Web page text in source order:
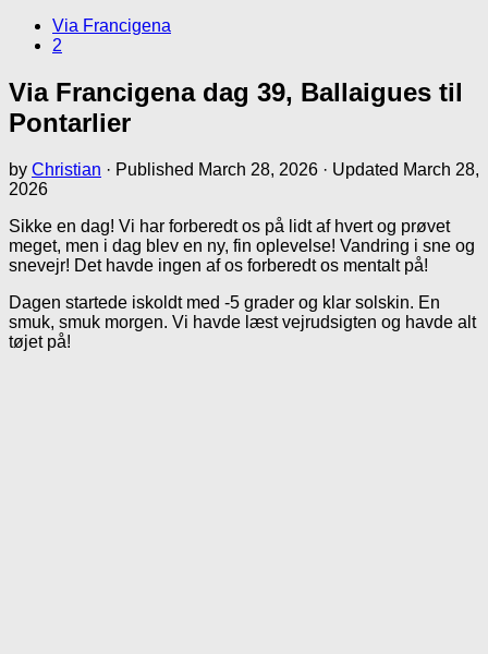
Via Francigena
2
Via Francigena dag 39, Ballaigues til
Pontarlier
by Christian · Published March 28, 2026 · Updated March 28,
2026
Sikke en dag! Vi har forberedt os på lidt af hvert og prøvet
meget, men i dag blev en ny, fin oplevelse! Vandring i sne og
snevejr! Det havde ingen af os forberedt os mentalt på!
Dagen startede iskoldt med -5 grader og klar solskin. En
smuk, smuk morgen. Vi havde læst vejrudsigten og havde alt
tøjet på!